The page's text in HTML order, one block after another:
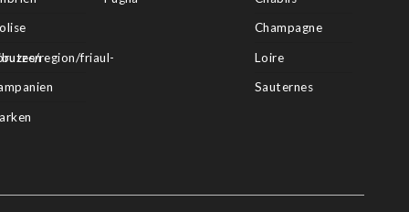
region/friaul-
Champagne
Loire
Sauternes